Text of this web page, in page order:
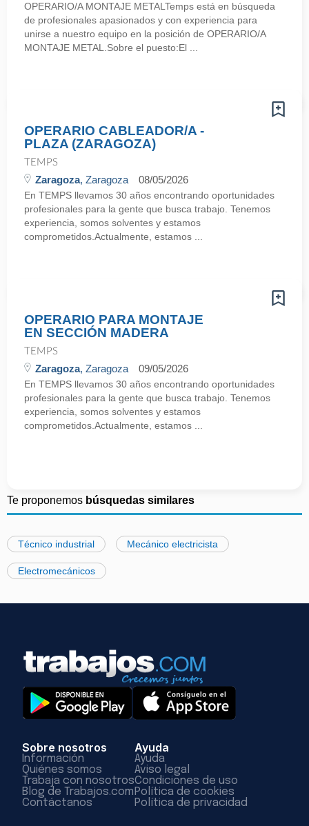
OPERARIO/A MONTAJE METALTemps está en búsqueda
de profesionales apasionados y con experiencia para
unirse a nuestro equipo en la posición de OPERARIO/A
MONTAJE METAL.Sobre el puesto:El ...
OPERARIO CABLEADOR/A -
PLAZA (ZARAGOZA)
TEMPS
Zaragoza, Zaragoza 08/05/2026
En TEMPS llevamos 30 años encontrando oportunidades
profesionales para la gente que busca trabajo. Tenemos
experiencia, somos solventes y estamos
comprometidos.Actualmente, estamos ...
OPERARIO PARA MONTAJE
EN SECCIÓN MADERA
TEMPS
Zaragoza, Zaragoza 09/05/2026
En TEMPS llevamos 30 años encontrando oportunidades
profesionales para la gente que busca trabajo. Tenemos
experiencia, somos solventes y estamos
comprometidos.Actualmente, estamos ...
Te proponemos búsquedas similares
Técnico industrial Mecánico electricista
Electromecánicos
Sobre nosotros
Información
Quiénes somos
Trabaja con nosotros
Blog de Trabajos.com
Contáctanos
Ayuda
Ayuda
Aviso legal
Condiciones de uso
Política de cookies
Política de privacidad